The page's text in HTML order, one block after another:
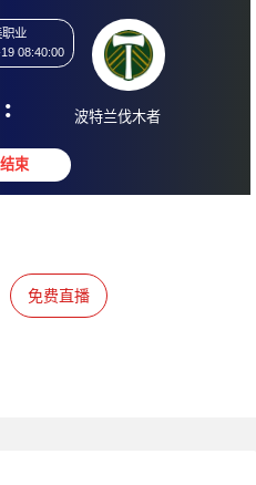
2026-04-19 08:40:00
: 波特兰伐木者
免费直播